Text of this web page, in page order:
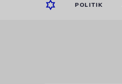
POLITIK